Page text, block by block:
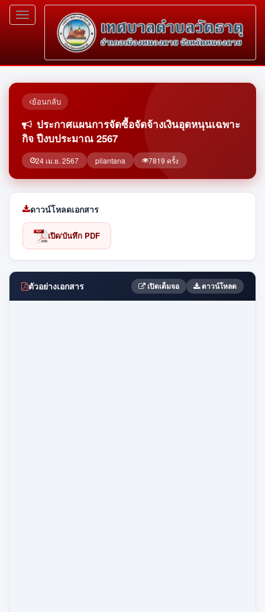
Toggle
navigation
ย้อนกลับ
ประกาศแผนการจัดซื้อจัดจ้างเงินอุดหนุนเฉพาะ
กิจ ปีงบประมาณ 2567
24 เม.ย. 2567 pilantana 7819 ครั้ง
ดาวน์โหลดเอกสาร
เปิด/บันทึก PDF
ตัวอย่างเอกสาร เปิดเต็มจอ ดาวน์โหลด